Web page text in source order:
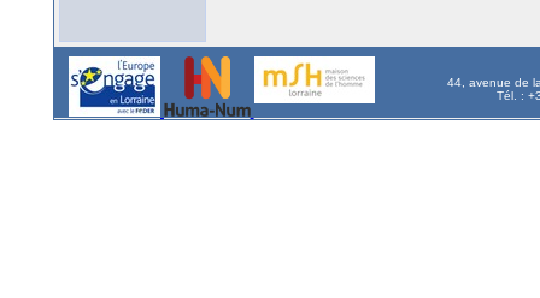
44, avenue de
Tél. :